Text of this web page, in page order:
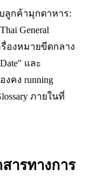
ลูกค้ามุกดาหาร:
General
รื่องหมายขีดกลาง
และ
งคง running
ภายในที่
ารทางการ